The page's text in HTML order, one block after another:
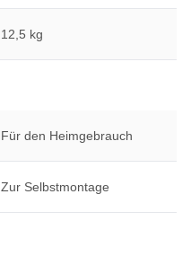
12,5 kg
Für den Heimgebrauch
Zur Selbstmontage